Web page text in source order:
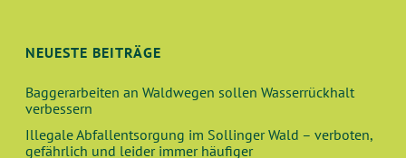
NEUESTE BEITRÄGE
Baggerarbeiten an Waldwegen sollen Wasserrückhalt
verbessern
Illegale Abfallentsorgung im Sollinger Wald – verboten,
gefährlich und leider immer häufiger